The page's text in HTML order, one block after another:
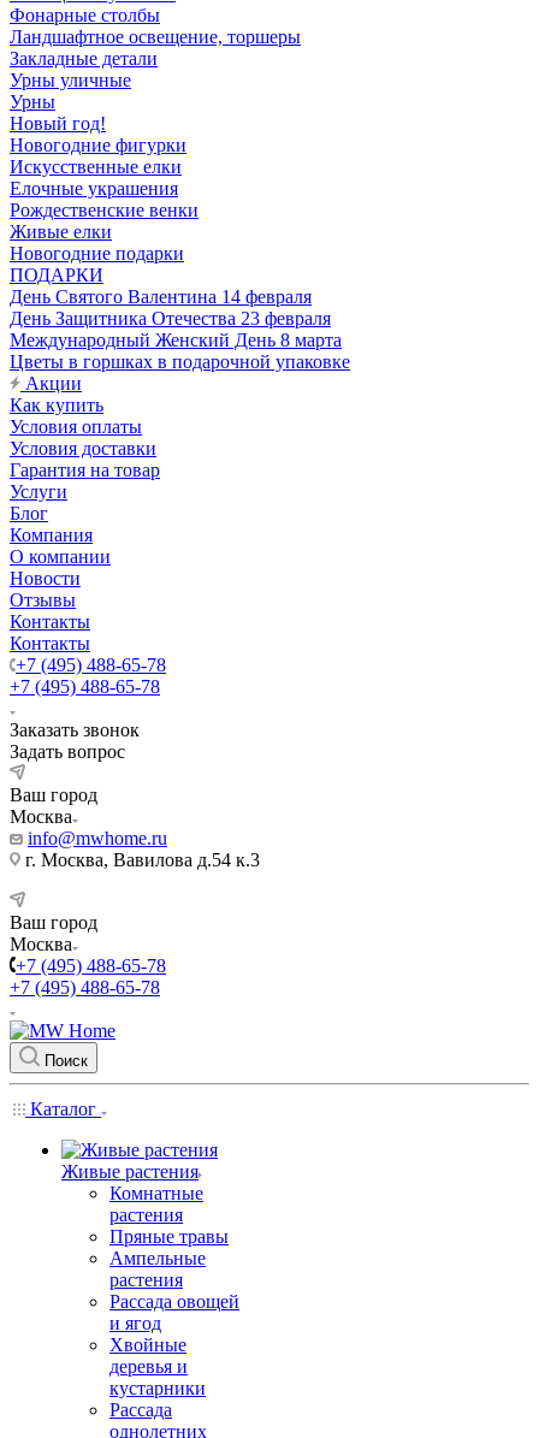
Фонарные столбы
Ландшафтное освещение, торшеры
Закладные детали
Урны уличные
Урны
Новый год!
Новогодние фигурки
Искусственные елки
Елочные украшения
Рождественские венки
Живые елки
Новогодние подарки
ПОДАРКИ
День Святого Валентина 14 февраля
День Защитника Отечества 23 февраля
Международный Женский День 8 марта
Цветы в горшках в подарочной упаковке
Акции
Как купить
Условия оплаты
Условия доставки
Гарантия на товар
Услуги
Блог
Компания
О компании
Новости
Отзывы
Контакты
Контакты
+7 (495) 488-65-78
+7 (495) 488-65-78
Заказать звонок
Задать вопрос
Ваш город
Москва
info@mwhome.ru
г. Москва, Вавилова д.54 к.3
Ваш город
Москва
+7 (495) 488-65-78
+7 (495) 488-65-78
Поиск
Каталог
Живые растения
Комнатные
растения
Пряные травы
Ампельные
растения
Рассада овощей
и ягод
Хвойные
деревья и
кустарники
Рассада
однолетних